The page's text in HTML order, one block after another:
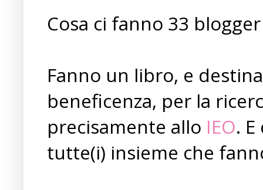
Cosa ci fanno 33
Fanno un libro, e
beneficenza, per la
precisamente allo IEO.
tutte(i) insieme che